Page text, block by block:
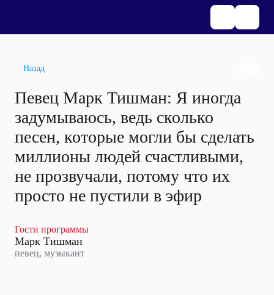
Назад
Певец Марк Тишман: Я иногда
задумываюсь, ведь сколько
песен, которые могли бы сделать
миллионы людей счастливыми,
не прозвучали, потому что их
просто не пустили в эфир
Гости программы
Марк Тишман
певец, музыкант